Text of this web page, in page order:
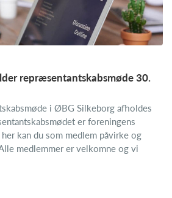
repræsentantskabsmøde 30.
i ØBG Silkeborg afholdes
er foreningens
kan du som medlem påvirke og
medlemmer er velkomne og vi